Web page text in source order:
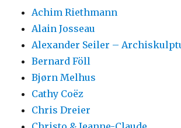
Achim Riethmann
Alain Josseau
Alexander Seiler –
Bernard Föll
Bjørn Melhus
Cathy Coëz
Chris Dreier